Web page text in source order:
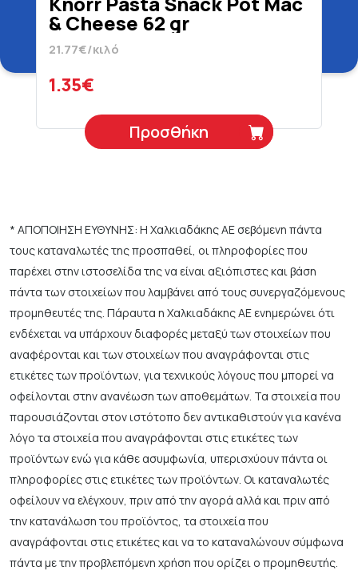
& Cheese 62 gr
21.77€/κιλό
1.35€
Προσθήκη
* ΑΠΟΠΟΙΗΣΗ ΕΥΘΥΝΗΣ: Η Χαλκιαδάκης ΑΕ σεβόμενη πάντα
τους καταναλωτές της προσπαθεί, οι πληροφορίες που
παρέχει στην ιστοσελίδα της να είναι αξιόπιστες και βάση
πάντα των στοιχείων που λαμβάνει από τους συνεργαζόμενους
προμηθευτές της. Πάραυτα η Χαλκιαδάκης ΑΕ ενημερώνει ότι
ενδέχεται να υπάρχουν διαφορές μεταξύ των στοιχείων που
αναφέρονται και των στοιχείων που αναγράφονται στις
ετικέτες των προϊόντων, για τεχνικούς λόγους που μπορεί να
οφείλονται στην ανανέωση των αποθεμάτων. Τα στοιχεία που
παρουσιάζονται στον ιστότοπο δεν αντικαθιστούν για κανένα
λόγο τα στοιχεία που αναγράφονται στις ετικέτες των
προϊόντων ενώ για κάθε ασυμφωνία, υπερισχύουν πάντα οι
πληροφορίες στις ετικέτες των προϊόντων. Οι καταναλωτές
οφείλουν να ελέγχουν, πριν από την αγορά αλλά και πριν από
την κατανάλωση του προϊόντος, τα στοιχεία που
αναγράφονται στις ετικέτες και να το καταναλώνουν σύμφωνα
πάντα με την προβλεπόμενη χρήση που ορίζει ο προμηθευτής.